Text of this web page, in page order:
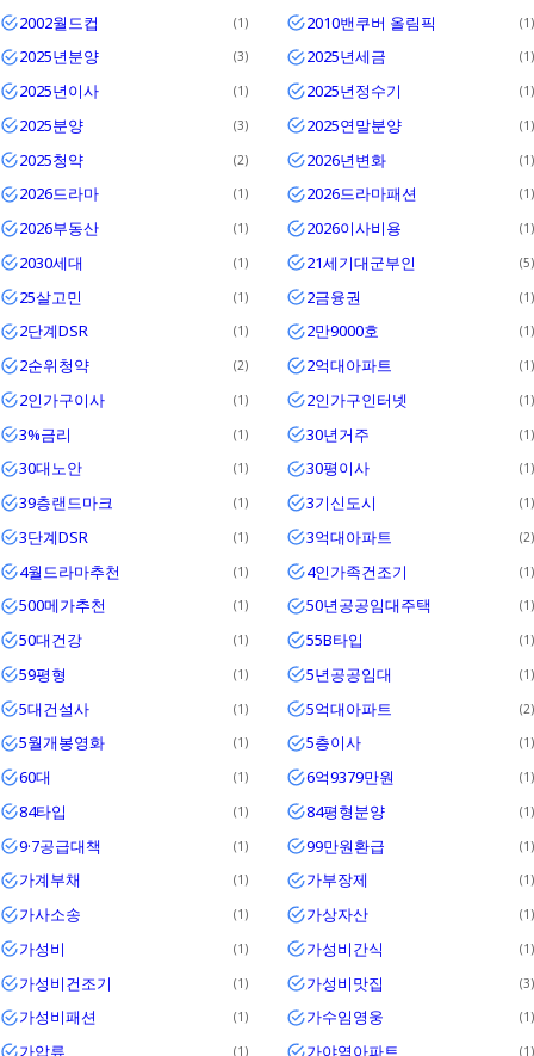
2002월드컵 1 2010밴쿠버 올림픽 1
2025년분양 3 2025년세금 1
2025년이사 1 2025년정수기 1
2025분양 3 2025연말분양 1
2025청약 2 2026년변화 1
2026드라마 1 2026드라마패션 1
2026부동산 1 2026이사비용 1
2030세대 1 21세기대군부인 5
25살고민 1 2금융권 1
2단계DSR 1 2만9000호 1
2순위청약 2 2억대아파트 1
2인가구이사 1 2인가구인터넷 1
3%금리 1 30년거주 1
30대노안 1 30평이사 1
39층랜드마크 1 3기신도시 1
3단계DSR 1 3억대아파트 2
4월드라마추천 1 4인가족건조기 1
500메가추천 1 50년공공임대주택 1
50대건강 1 55B타입 1
59평형 1 5년공공임대 1
5대건설사 1 5억대아파트 2
5월개봉영화 1 5층이사 1
60대 1 6억9379만원 1
84타입 1 84평형분양 1
9·7공급대책 1 99만원환급 1
가계부채 1 가부장제 1
가사소송 1 가상자산 1
가성비 1 가성비간식 1
가성비건조기 1 가성비맛집 3
가성비패션 1 가수임영웅 1
가압류 1 가야역아파트 1